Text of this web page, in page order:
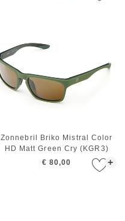
+
Zonnebril Briko Mistral Color
HD Matt Green Cry (KGR3)
€ 80,00